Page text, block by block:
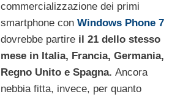
commercializzazione dei primi
smartphone con Windows Phone 7
dovrebbe partire il 21 dello stesso
mese in Italia, Francia, Germania,
Regno Unito e Spagna. Ancora
nebbia fitta, invece, per quanto